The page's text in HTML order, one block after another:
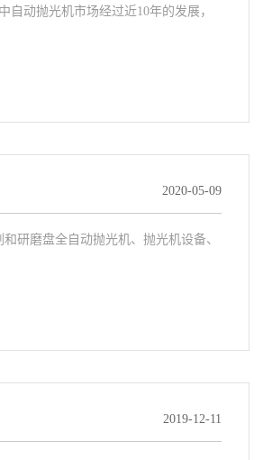
动抛光机市场经过近10年的发展，
2020-05-09
研磨盘全自动抛光机、抛光机设备、
2019-12-11